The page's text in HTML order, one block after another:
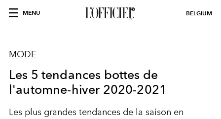
MENU BELGIUM
MODE
Les 5 tendances bottes de
l'automne-hiver 2020-2021
Les plus grandes tendances de la saison en